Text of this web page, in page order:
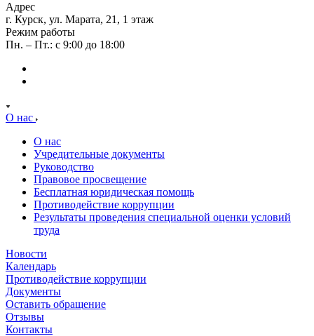
Адрес
г. Курск, ул. Марата, 21, 1 этаж
Режим работы
Пн. – Пт.: с 9:00 до 18:00
О нас
О нас
Учредительные документы
Руководство
Правовое просвещение
Бесплатная юридическая помощь
Противодействие коррупции
Результаты проведения специальной оценки условий
труда
Новости
Календарь
Противодействие коррупции
Документы
Оставить обращение
Отзывы
Контакты